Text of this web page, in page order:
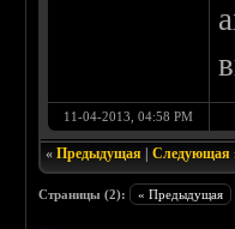
11-04-2013, 04:58 PM
«Предыдущая |Следующая
Страницы (2): « Предыдущая